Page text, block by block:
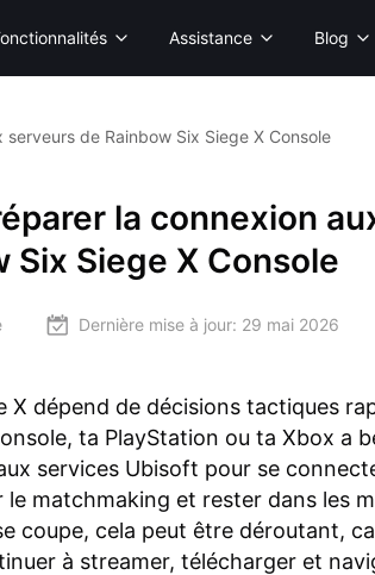
Assistance Blog
de Rainbow Six Siege X Console
la connexion
Six Siege X Console
Dernière mise à jour: 29 mai 2026
X dépend de décisions tactiques
ta PlayStation ou ta Xbox a
services Ubisoft pour se
le matchmaking et rester dans les
coupe, cela peut être déroutant,
à streamer, télécharger et